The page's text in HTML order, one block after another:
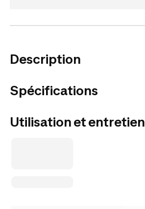
Description
Spécifications
Utilisation et entretien